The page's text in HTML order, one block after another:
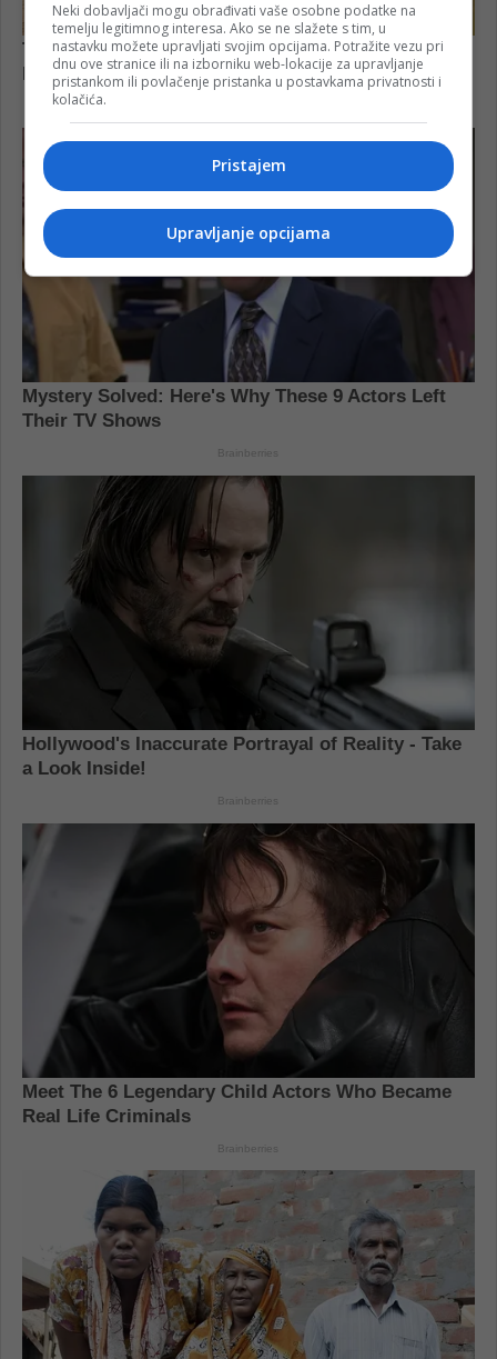
Neki dobavljači mogu obrađivati vaše osobne podatke na
temelju legitimnog interesa. Ako se ne slažete s tim, u
nastavku možete upravljati svojim opcijama. Potražite vezu pri
dnu ove stranice ili na izborniku web-lokacije za upravljanje
pristankom ili povlačenje pristanka u postavkama privatnosti i
kolačića.
Pristajem
Upravljanje opcijama